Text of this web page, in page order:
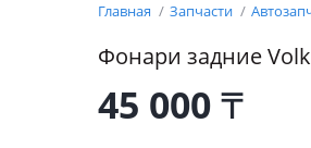
Главная Запчасти
Фонари задние
45 000₸